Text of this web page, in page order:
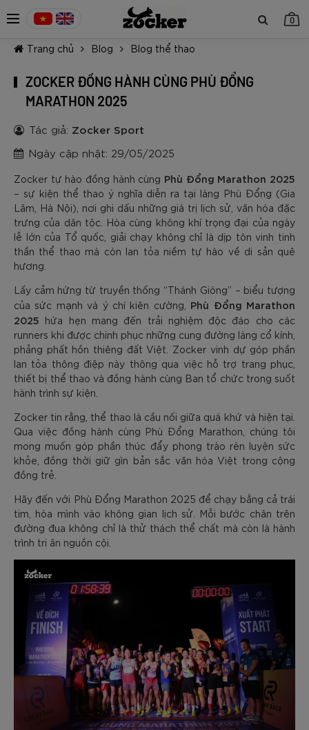
0
Trang chủ Blog Blog thể thao
ZOCKER ĐỒNG HÀNH CÙNG PHÙ ĐỔNG
MARATHON 2025
Tác giả: Zocker Sport
Ngày cập nhật: 29/05/2025
Zocker tự hào đồng hành cùng Phù Đổng Marathon 2025
– sự kiện thể thao ý nghĩa diễn ra tại làng Phù Đổng (Gia
Lâm, Hà Nội), nơi ghi dấu những giá trị lịch sử, văn hóa đặc
trưng của dân tộc. Hòa cùng không khí trọng đại của ngày
lễ lớn của Tổ quốc, giải chạy không chỉ là dịp tôn vinh tinh
thần thể thao mà còn lan tỏa niềm tự hào về di sản quê
hương.
Lấy cảm hứng từ truyền thống “Thánh Gióng” – biểu tượng
của sức mạnh và ý chí kiên cường, Phù Đổng Marathon
2025 hứa hẹn mang đến trải nghiệm độc đáo cho các
runners khi được chinh phục những cung đường làng cổ kính,
phảng phất hồn thiêng đất Việt. Zocker vinh dự góp phần
lan tỏa thông điệp này thông qua việc hỗ trợ trang phục,
thiết bị thể thao và đồng hành cùng Ban tổ chức trong suốt
hành trình sự kiện.
Zocker tin rằng, thể thao là cầu nối giữa quá khứ và hiện tại.
Qua việc đồng hành cùng Phù Đổng Marathon, chúng tôi
mong muốn góp phần thúc đẩy phong trào rèn luyện sức
khỏe, đồng thời giữ gìn bản sắc văn hóa Việt trong cộng
đồng trẻ.
Hãy đến với Phù Đổng Marathon 2025 để chạy bằng cả trái
tim, hòa mình vào không gian lịch sử. Mỗi bước chân trên
đường đua không chỉ là thử thách thể chất mà còn là hành
trình tri ân nguồn cội.